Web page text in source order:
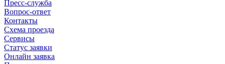
Пресс-служба
Вопрос-ответ
Контакты
Схема проезда
Сервисы
Статус заявки
Онлайн заявка